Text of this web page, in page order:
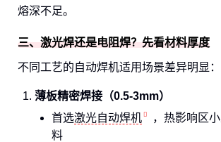
熔深不足。
三、激光焊还是电阻焊？先看材料厚度
不同工艺的自动焊机适用场景差异明显：
薄板精密焊接（0.5-3mm）
首选激光自动焊机
，热影响区
料